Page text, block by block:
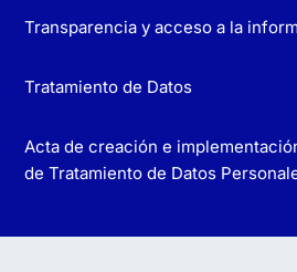
Transparencia y acceso a la
Tratamiento de Datos
Acta de creación e
de Tratamiento de Datos